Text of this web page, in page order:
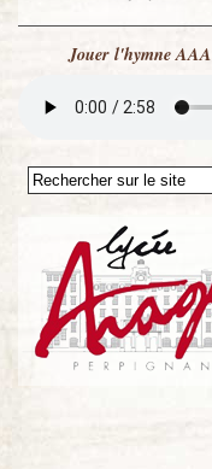
Jouer l'hymne AAA